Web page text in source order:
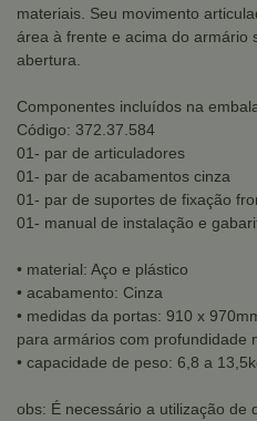
materiais. Seu movimento
área à frente e acima do armário
abertura.
Componentes incluídos na
Código: 372.37.584
01- par de articuladores
01- par de acabamentos cinza
01- par de suportes de fixação
01- manual de instalação e
• material: Aço e plástico
• acabamento: Cinza
• medidas da portas: 910 x
para armários com profundidade
• capacidade de peso: 6,8 a
obs: É necessário a utilização de